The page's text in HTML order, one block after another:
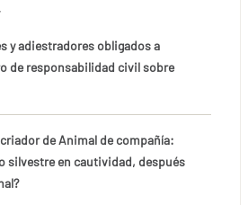
y adiestradores obligados a
de responsabilidad civil sobre
de Animal de compañía:
silvestre en cautividad, después